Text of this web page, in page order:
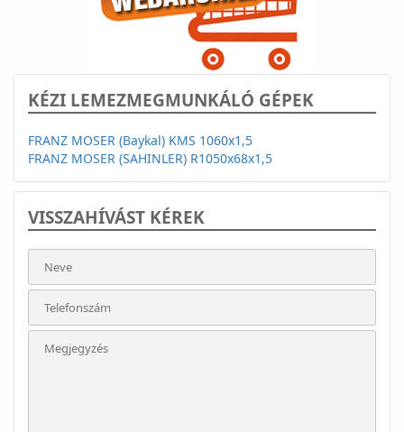
KÉZI LEMEZMEGMUNKÁLÓ GÉPEK
FRANZ MOSER (Baykal) KMS 1060x1,5
FRANZ MOSER (SAHINLER) R1050x68x1,5
VISSZAHÍVÁST KÉREK